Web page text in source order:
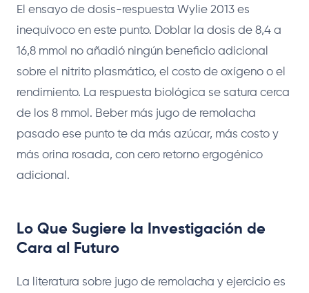
El ensayo de dosis-respuesta Wylie 2013 es
inequívoco en este punto. Doblar la dosis de 8,4 a
16,8 mmol no añadió ningún beneficio adicional
sobre el nitrito plasmático, el costo de oxígeno o el
rendimiento. La respuesta biológica se satura cerca
de los 8 mmol. Beber más jugo de remolacha
pasado ese punto te da más azúcar, más costo y
más orina rosada, con cero retorno ergogénico
adicional.
Lo Que Sugiere la Investigación de
Cara al Futuro
La literatura sobre jugo de remolacha y ejercicio es